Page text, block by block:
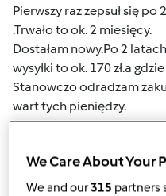
Pierwszy raz zepsuł się po
.Trwało to ok. 2 miesięcy.
Dostałam nowy.Po 2
wysyłki to ok. 170 zł.a
Stanowczo odradzam
wart tych pieniędzy.
Ciągle się zawieszał i psuł.
We Care About Your
We and our315 partners